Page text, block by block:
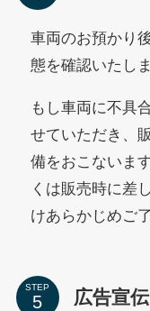
車両のお預かり
態を確認いたしま
もし車両に不具
せていただき、
備をおこないま
くは販売時に差
けあらかじめご
STEP 広告宣伝